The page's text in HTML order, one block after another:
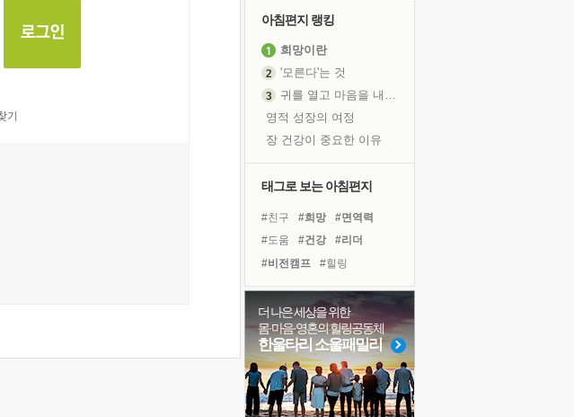
기
아침편지 랭킹
희망이란
'모른다'는 것
귀를 열고 마음을 내어주고
영적 성장의 여정
장 건강이 중요한 이유
꿈이 실제가 되는 것
'말 타는 법'을 먼저
졸업식 사진을 보며
아픈 아버지를 위한 공간 설계
극심한 변비, 어깨결림, 수면 장애
보고 싶은 어머니
태그로 보는 아침편지
#친구 #희망
#면역력
#도움
#건강
#리더
#비전캠프
#힐링
#계획
#삶
#경험
#아이들
#독서
#극복
#위기
#링컨학교
#선택
#유튜브
#사람
#명상
#나눔
#다짐
더 나은 세상을 위한
몸·마음·영혼의 힐링공동체
한울타리 소울패밀리